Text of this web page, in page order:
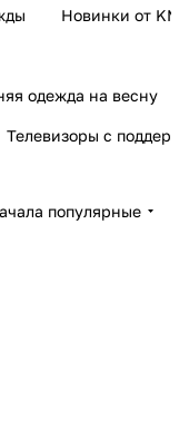
Новинки от KMI
одежда на весну
Телевизоры с
популярные